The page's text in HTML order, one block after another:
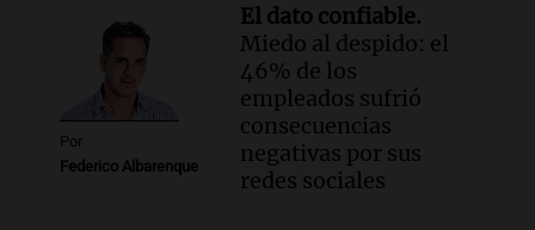
Por
Federico Albarenque
El dato confiable.
Miedo al despido: el
46% de los
empleados sufrió
consecuencias
negativas por sus
redes sociales